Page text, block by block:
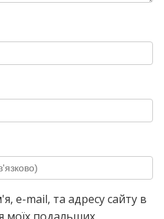
e-mail, та адресу сайту в